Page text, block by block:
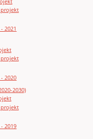
projekt
2021
projekt
2020
2030)
projekt
2019